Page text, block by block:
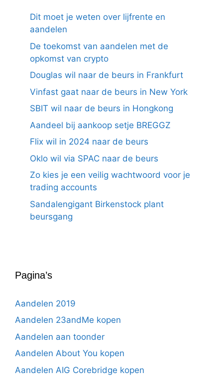
Dit moet je weten over lijfrente en
aandelen
De toekomst van aandelen met de
opkomst van crypto
Douglas wil naar de beurs in Frankfurt
Vinfast gaat naar de beurs in New York
SBIT wil naar de beurs in Hongkong
Aandeel bij aankoop setje BREGGZ
Flix wil in 2024 naar de beurs
Oklo wil via SPAC naar de beurs
Zo kies je een veilig wachtwoord voor je
trading accounts
Sandalengigant Birkenstock plant
beursgang
Pagina’s
Aandelen 2019
Aandelen 23andMe kopen
Aandelen aan toonder
Aandelen About You kopen
Aandelen AIG Corebridge kopen